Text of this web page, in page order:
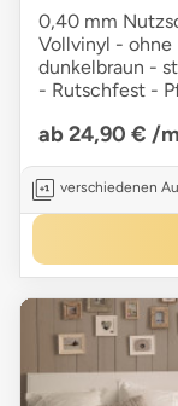
0,40 mm
Vollvinyl - ohne
dunkelbraun -
- Rutschfest -
ab 24,90 € /
verschiedenen